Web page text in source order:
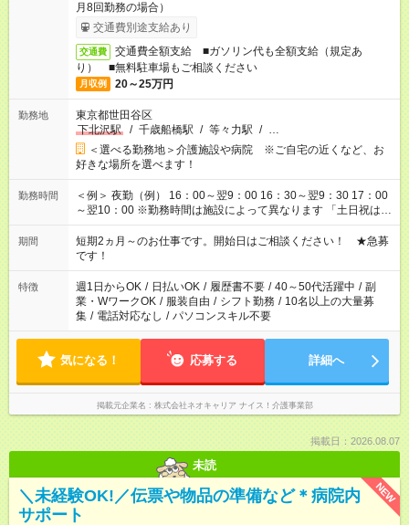
月8回勤務の場合）
交通費別途支給あり
交通費
交通費全額支給 ■ガソリン代も全額支給（規定あ
り） ■無料駐車場もご相談ください
月収例 20～25万円
勤務地
東京都世田谷区
下北沢駅
/ 千歳船橋駅 / 等々力駅 / …
＜選べる勤務地＞介護施設や病院 ※ご自宅の近くなど、お
好きな場所を選べます！
勤務時間
＜例＞ 夜勤（例） 16：00～翌9：00 16：30～翌9：30 17：00
～翌10：00 ※勤務時間は施設によって異なります 「土日祝は休
みたい」 「しっかり稼ぎたい」 「もう少し遅い時間から始めた
い」など ご希望にあったお仕事をご案内いたします。 ※未経験
の方の場合は1～2ヶ月間は日中での仕事を経験いただき、 お
仕事に慣れてからの夜勤になります。 ★家庭の都合でお休みが
必要な場合も遠慮なくご相談ください。
期間
短期2ヵ月～のお仕事です。開始日はご相談ください！ ★急募
です！
特徴 週1日からOK / 日払いOK / 履歴書不要 / 40～50代活躍中 / 副
業・WワークOK / 服装自由 / シフト勤務 / 10名以上の大量募
集 / 電話対応なし / パソコンスキル不要
気になる！ 応募する 詳細へ
掲載元企業名 株式会社ネオキャリア ナイス！介護事業部
掲載日：2026.08.07
未読
NEW
＼未経験OK!／伝票や物品の準備など＊病院内
サポート